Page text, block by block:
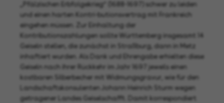
„Pfälzischen Erbfolgekrieg“ (1688-1697) schwer zu leiden
und einen harten Kontri-butionsvertrag mit Frankreich
eingehen müssen. Zur Einhaltung der
Kontributionszahlungen sollte Württemberg insgesamt 14
Geiseln stellen, die zunächst in Straßburg, dann in Metz
inhaftiert wurden. Als Dank und Ehrengabe erhielten diese
Geiseln nach ihrer Rückkehr im Jahr 1697 jeweils einen
kostbaren Silberbecher mit Widmungsgravur, wie für den
Landschaftskonsulenten Johann Heinrich Sturm wegen
getragener Landes Geiselschafft. Damit korrespondiert